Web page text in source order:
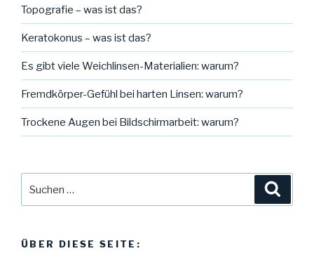
Topografie – was ist das?
Keratokonus – was ist das?
Es gibt viele Weichlinsen-Materialien: warum?
Fremdkörper-Gefühl bei harten Linsen: warum?
Trockene Augen bei Bildschirmarbeit: warum?
nach:
ÜBER DIESE SEITE: